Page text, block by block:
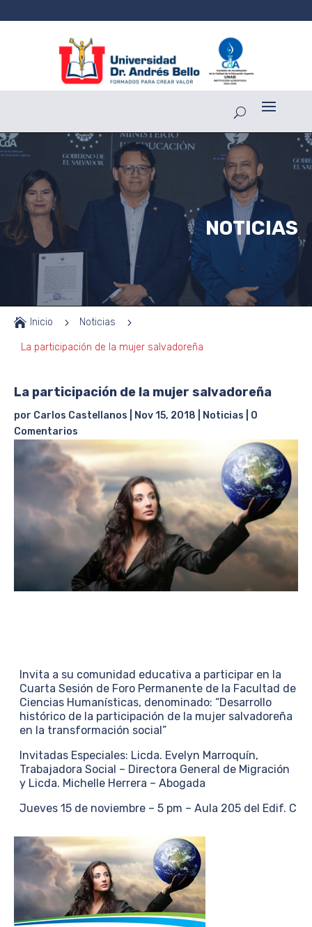
NOTICIAS
 Inicio 5 Noticias 5
La participación de la mujer salvadoreña
La participación de la mujer salvadoreña
por Carlos Castellanos Nov 15, 2018 Noticias
0
Comentarios
Invita a su comunidad educativa a participar en la
Cuarta Sesión de Foro Permanente de la Facultad de
Ciencias Humanísticas, denominado: “Desarrollo
histórico de la participación de la mujer salvadoreña
en la transformación social”
Invitadas Especiales: Licda. Evelyn Marroquín,
Trabajadora Social – Directora General de Migración
y Licda. Michelle Herrera – Abogada
Jueves 15 de noviembre – 5 pm – Aula 205 del Edif. C